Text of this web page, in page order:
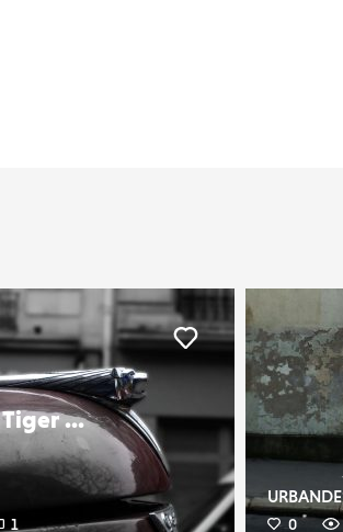
Tiger ...
1
Liker
0